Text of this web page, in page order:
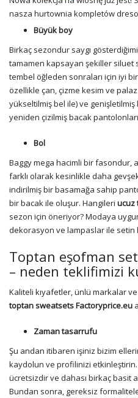
nasza hurtownia kompletów
Büyük boy
Birkaç sezondur saygı
tamamen kapsayan şekiller siluet
tembel öğleden sonraları için iyi
özellikle çan, çizme kesim ve
yükseltilmiş bel ile) ve
yeniden çizilmiş bacak
Bol
Baggy mega hacimli bir fasondur,
farklı olarak kesinlikle daha
indirilmiş bir basamağa sahip
bir bacak ile oluşur. Hangileri ucuz
sezon için öneriyor? Modaya
dekorasyon ve lampaslar ile setin
Toptan eşofman
– neden teklifimizi
Kaliteli kıyafetler, ünlü markalar
toptan sweatsets Factoryprice.eu
Zaman tasarrufu
Şu andan itibaren işiniz bizim
kaydolun ve profilinizi
ücretsizdir ve dahası birkaç basit
Bundan sonra, gereksiz